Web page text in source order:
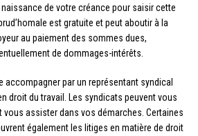
de votre créance pour saisir cette
est gratuite et peut aboutir à la
au paiement des sommes dues,
de dommages-intérêts.
accompagner par un représentant syndical
droit du travail. Les syndicats peuvent vous
assister dans vos démarches. Certaines
également les litiges en matière de droit